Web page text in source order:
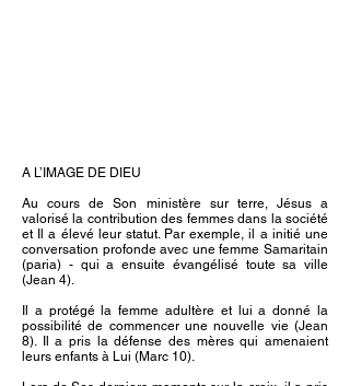
A L’IMAGE DE DIEU
Au cours de Son ministère sur terre, Jésus a
valorisé la contribution des femmes dans la société
et Il a élevé leur statut. Par exemple, il a initié une
conversation profonde avec une femme Samaritain
(paria) - qui a ensuite évangélisé toute sa ville
(Jean 4).
Il a protégé la femme adultère et lui a donné la
possibilité de commencer une nouvelle vie (Jean
8). Il a pris la défense des mères qui amenaient
leurs enfants à Lui (Marc 10).